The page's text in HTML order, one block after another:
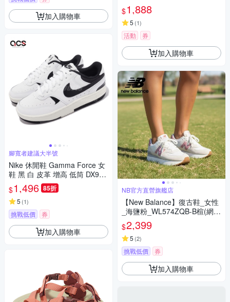
加入購物車
腳寬者建議大半號
Nike 休閒鞋 Gamma Force 女
鞋 黑 白 皮革 增高 低筒 DX917
6-100
$1,496 85折
5 (1)
挑戰低價 券
加入購物車
$1,888
5 (1)
活動 券
加入購物車
NB官方直營旗艦店
【New Balance】復古鞋_女性
_海鹽粉_WL574ZQB-B楦(網路
獨家款)
$2,399
5 (2)
挑戰低價 券
加入購物車